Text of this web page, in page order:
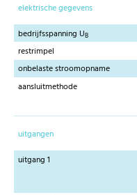
elektrische gegevens
bedrijfsspanning UB
restrimpel
onbelaste stroomopname
aansluitmethode
uitgangen
uitgang 1